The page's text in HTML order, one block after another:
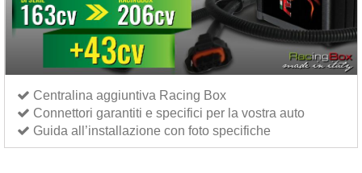
Centralina aggiuntiva Racing Box
Connettori garantiti e specifici per la vostra auto
Guida all’installazione con foto specifiche